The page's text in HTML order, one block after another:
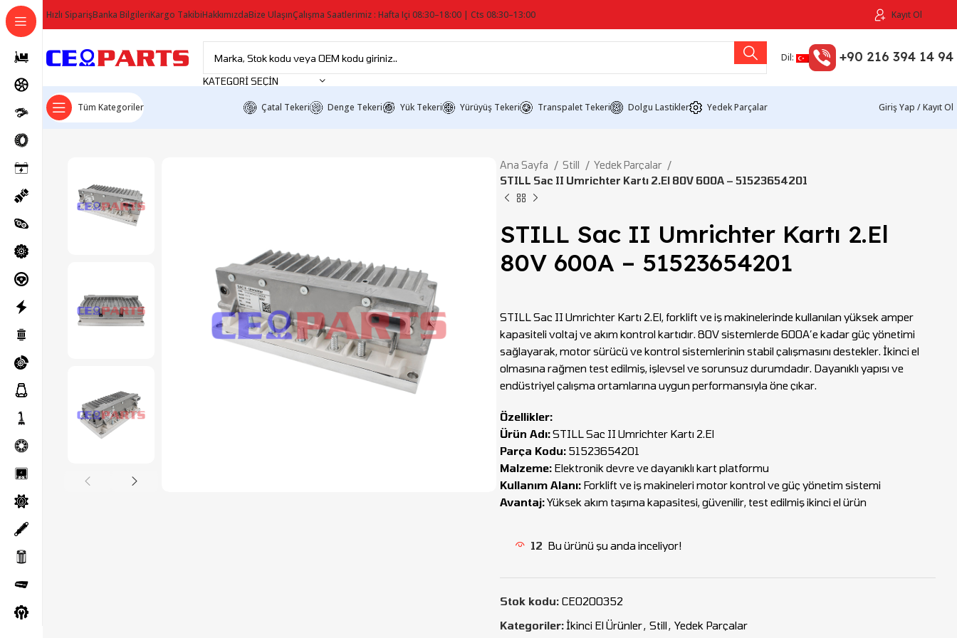
Hızlı SiparişBanka BilgileriKargo TakibiHakkımızdaBize UlaşınÇalışma Saatlerimiz : Hafta Içi 08:30–18:00 | Cts 08:30–13:00 Kayıt Ol
KATEGORI SEÇIN
Dil: +90 216 394 14 94
Tüm Kategoriler Çatal Tekeri Denge Tekeri Yük Tekeri Yürüyüş Tekeri Transpalet Tekeri Dolgu Lastikler Yedek Parçalar Giriş Yap / Kayıt Ol
Ana Sayfa Still
Yedek Parçalar
STILL Sac II Umrichter Kartı 2.El 80V 600A – 51523654201
STILL Sac II Umrichter Kartı 2.El
80V 600A – 51523654201
STILL Sac II Umrichter Kartı 2.El, forklift ve iş makinelerinde kullanılan yüksek amper
kapasiteli voltaj ve akım kontrol kartıdır. 80V sistemlerde 600A’e kadar güç yönetimi
sağlayarak, motor sürücü ve kontrol sistemlerinin stabil çalışmasını destekler. İkinci el
olmasına rağmen test edilmiş, işlevsel ve sorunsuz durumdadır. Dayanıklı yapısı ve
endüstriyel çalışma ortamlarına uygun performansıyla öne çıkar.
Özellikler:
Ürün Adı:STILL Sac II Umrichter Kartı 2.El
Parça Kodu: 51523654201
Malzeme: Elektronik devre ve dayanıklı kart platformu
Kullanım Alanı: Forklift ve iş makineleri motor kontrol ve güç yönetim sistemi
Avantaj:Yüksek akım taşıma kapasitesi, güvenilir, test edilmiş ikinci el ürün
12 Bu ürünü şu anda inceliyor!
Stok kodu: CEO200352
Kategoriler: İkinci El Ürünler, Still, Yedek Parçalar